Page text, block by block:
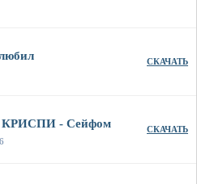
СКАЧАТЬ
КРИСПИ - Сейфом СКАЧАТЬ